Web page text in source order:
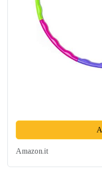
Amazon.it